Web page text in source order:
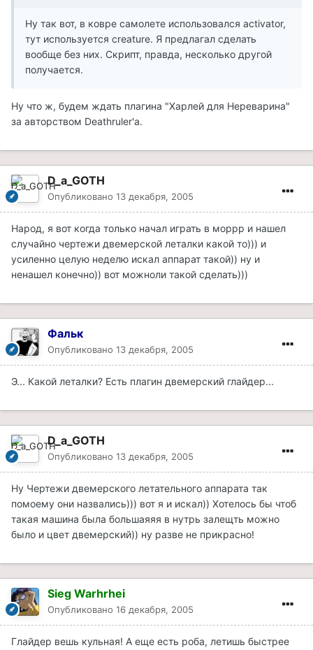
Ну так вот, в ковре самолете использовался activator,
тут используется creature. Я предлагал сделать
вообще без них. Скрипт, правда, несколько другой
получается.
Ну что ж, будем ждать плагина "Харлей для Нереварина"
за авторством Deathruler'а.
D_a_GOTH
Опубликовано 13 декабря, 2005
Народ, я вот когда только начал играть в моррр и нашел
случайно чертежи двемерской леталки какой то))) и
усиленно целую неделю искал аппарат такой)) ну и
ненашел конечно)) вот можноли такой сделать)))
Фальк
Опубликовано 13 декабря, 2005
Э... Какой леталки? Есть плагин двемерский глайдер...
D_a_GOTH
Опубликовано 13 декабря, 2005
Ну Чертежи двемерского летательного аппарата так
помоему они назвались))) вот я и искал)) Хотелось бы чтоб
такая машина была большаяяя в нутрь залещть можно
было и цвет двемерский)) ну разве не прикрасно!
Sieg Warhrhei
Опубликовано 16 декабря, 2005
Глайдер вешь кульная! А еще есть роба, летишь быстрее